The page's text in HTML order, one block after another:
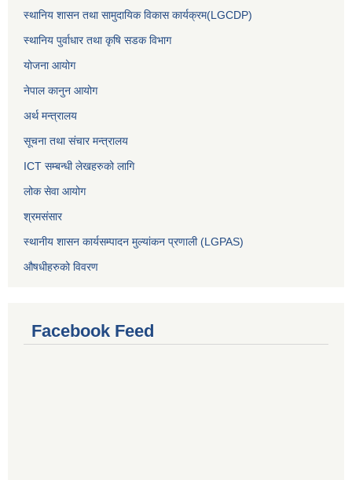
स्थानिय शासन तथा सामुदायिक विकास कार्यक्रम(LGCDP)
स्थानिय पुर्वाधार तथा कृषि सडक विभाग
योजना आयोग
नेपाल कानुन आयोग
अर्थ मन्त्रालय
सूचना तथा संचार मन्त्रालय
ICT सम्बन्धी लेखहरुको लागि
लोक सेवा आयोग
श्रमसंसार
स्थानीय शासन कार्यसम्पादन मुल्यांकन प्रणाली (LGPAS)
औषधीहरुको विवरण
Facebook Feed